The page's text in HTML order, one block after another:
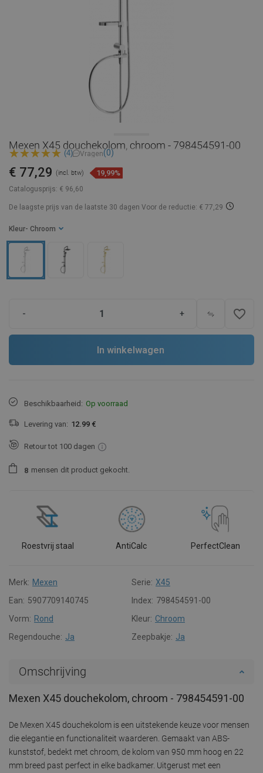
Mexen X45 douchekolom, chroom - 798454591-00
(4) Vragen(0)
Catalogusprijs: € 96,60
€ 77,29 (incl. btw) 19,99%
De laagste prijs van de laatste 30 dagen Voor de reductie: € 77,29
Kleur - Chroom
- + favorite_border
In winkelwagen
Beschikbaarheid: Op voorraad
Levering van: 12.99 €
Retour tot 100 dagen
8 mensen dit product gekocht.
Roestvrij staal AntiCalc PerfectClean
Merk: Mexen Serie: X45
Ean: 5907709140745 Index: 798454591-00
Vorm: Rond Kleur: Chroom
Regendouche: Ja Zeepbakje: Ja
Omschrijving
Mexen X45 douchekolom, chroom - 798454591-00
De Mexen X45 douchekolom is een uitstekende keuze voor mensen
die elegantie en functionaliteit waarderen. Gemaakt van ABS-
kunststof, bedekt met chroom, de kolom van 950 mm hoog en 22
mm breed past perfect in elke badkamer. Uitgerust met een